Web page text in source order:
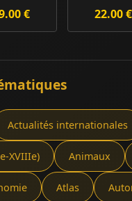
pay... €
Magie...
22.00 €
Actualités internationales
XVIIIe) Animaux
Atlas